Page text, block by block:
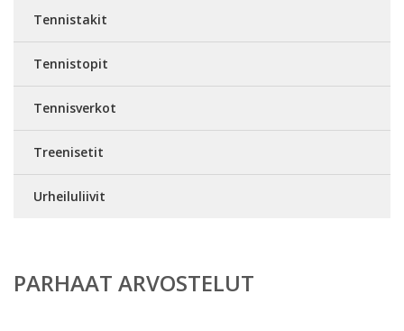
Tennistakit
Tennistopit
Tennisverkot
Treenisetit
Urheiluliivit
PARHAAT ARVOSTELUT